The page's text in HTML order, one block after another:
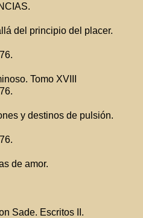
del principio del placer.
Tomo XVIII
y destinos de pulsión.
de amor.
Sade. Escritos II.